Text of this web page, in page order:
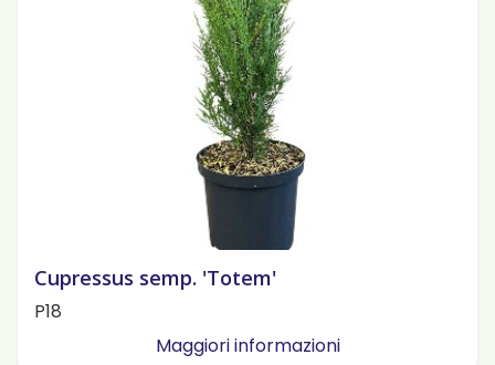
Cupressus semp. 'Totem'
P18
Maggiori informazioni